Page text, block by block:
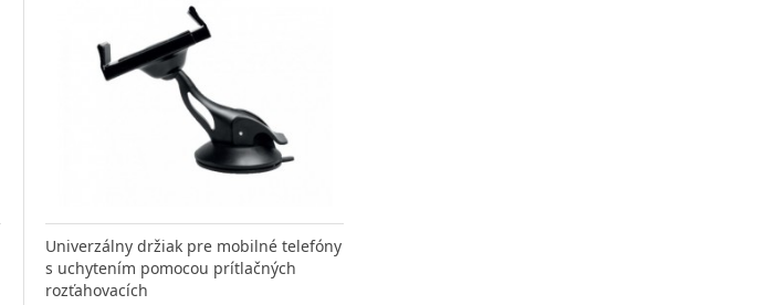
Univerzálny držiak pre mobilné telefóny
s uchytením pomocou prítlačných
rozťahovacích